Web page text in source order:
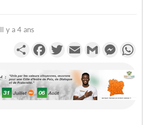
Il y a 4 ans
PartagerFacebookTwitterEmail Gmail